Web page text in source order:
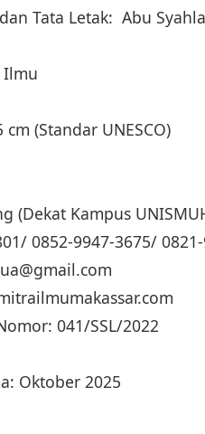
Tata Letak: Abu
Ilmu
(Standar UNESCO)
(Dekat Kampus
0852-9947-3675/
041/SSL/2022
Oktober 2025